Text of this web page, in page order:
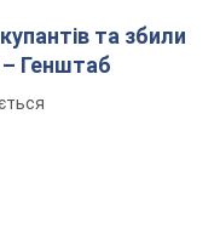
та збили
Генштаб